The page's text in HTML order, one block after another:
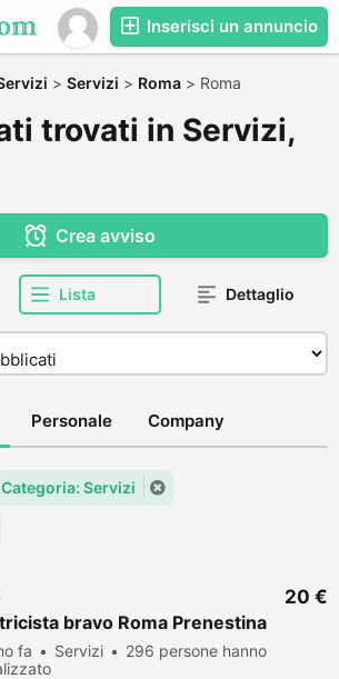
Inserisci un annuncio
> Servizi > Roma > Roma
trovati in Servizi,
Crea avviso
Lista Dettaglio
Personale Company
Categoria: Servizi
bravo Roma Prenestina
fa Servizi
296 persone hanno
20 €